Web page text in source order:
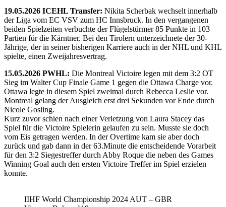
19.05.2026 ICEHL Transfer: Nikita Scherbak wechselt innerhalb
der Liga vom EC VSV zum HC Innsbruck. In den vergangenen
beiden Spielzeiten verbuchte der Flügelstürmer 85 Punkte in 103
Partien für die Kärntner. Bei den Tirolern unterzeichnete der 30-
Jährige, der in seiner bisherigen Karriere auch in der NHL und KHL
spielte, einen Zweijahresvertrag.
15.05.2026 PWHL: Die Montreal Victoire legen mit dem 3:2 OT
Sieg im Walter Cup Finale Game 1 gegen die Ottawa Charge vor.
Ottawa legte in diesem Spiel zweimal durch Rebecca Leslie vor.
Montreal gelang der Ausgleich erst drei Sekunden vor Ende durch
Nicole Gosling.
Kurz zuvor schien nach einer Verletzung von Laura Stacey das
Spiel für die Victoire Spielerin gelaufen zu sein. Musste sie doch
vom Eis getragen werden. In der Overtime kam sie aber doch
zurück und gab dann in der 63.Minute die entscheidende Vorarbeit
für den 3:2 Siegestreffer durch Abby Roque die neben des Games
Winning Goal auch den ersten Victoire Treffer im Spiel erzielen
konnte.
IIHF World Championship 2024 AUT – GBR